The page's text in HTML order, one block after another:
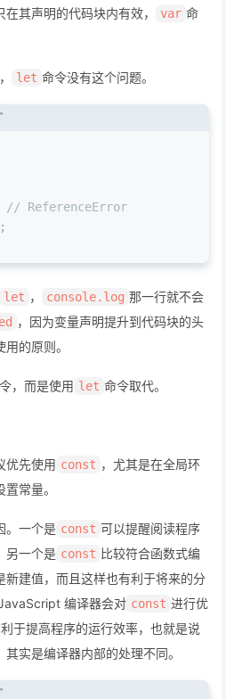
其声明的代码块内有效，
var 命
let 命令没有这个问题。
// ReferenceError
;
let ， console.log 那一行就不会
，因为变量声明提升到代码块的头
的原则。
，而是使用 let 命令取代。
优先使用 const ，尤其是在全局环
常量。
。一个是 const 可以提醒阅读程序
另一个是 const 比较符合函数式编
新建值，而且这样也有利于将来的分
编译器会对 const 进行优
于提高程序的运行效率，也就是说
其实是编译器内部的处理不同。